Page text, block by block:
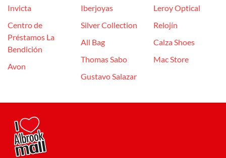
Invicta
Centro de
Préstamos La
Bendición
Avon
Iberjoyas
Silver Collection
All Bag
Thomas Sabo
Gustavo Salazar
Leroy Optical
Relojín
Calza Shoes
Mac Store